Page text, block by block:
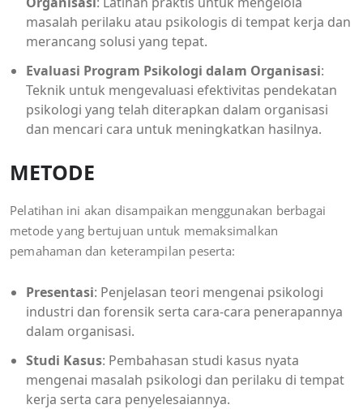
masalah perilaku atau psikologis di tempat kerja dan
merancang solusi yang tepat.
Evaluasi Program Psikologi dalam Organisasi:
Teknik untuk mengevaluasi efektivitas pendekatan
psikologi yang telah diterapkan dalam organisasi
dan mencari cara untuk meningkatkan hasilnya.
METODE
Pelatihan ini akan disampaikan menggunakan berbagai
metode yang bertujuan untuk memaksimalkan
pemahaman dan keterampilan peserta:
Presentasi: Penjelasan teori mengenai psikologi
industri dan forensik serta cara-cara penerapannya
dalam organisasi.
Studi Kasus: Pembahasan studi kasus nyata
mengenai masalah psikologi dan perilaku di tempat
kerja serta cara penyelesaiannya.